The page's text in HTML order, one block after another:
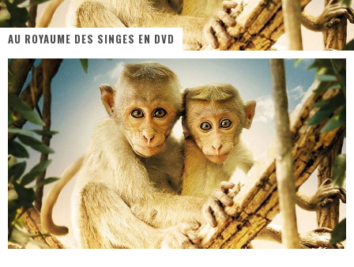
PsyRiver 2026 : la magie revient sur les rives de l’Aar
« MOFUSAND / Parler Japonais » – Des Expressions Pratiques !
Assassin's Creed Black Flag Resynced
« Le Vent dand les Saules » - Une Belle Histoire !
« Damn Them All » - Un duo de Choc !
Yoshi and the mysterious book
AU ROYAUME DES SINGES EN DVD